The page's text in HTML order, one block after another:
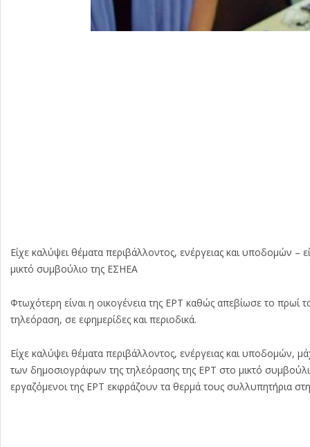
Είχε καλύψει θέματα περιβάλλοντος, ενέργειας και υποδομών
μικτό συμβούλιο της ΕΣΗΕΑ
Φτωχότερη είναι η οικογένεια της ΕΡΤ καθώς απεβίωσε το
τηλεόραση, σε εφημερίδες και περιοδικά.
Είχε καλύψει θέματα περιβάλλοντος, ενέργειας και υποδομών,
των δημοσιογράφων της τηλεόρασης της ΕΡΤ στο μικτό
εργαζόμενοι της ΕΡΤ εκφράζουν τα θερμά τους συλλυπητήρια